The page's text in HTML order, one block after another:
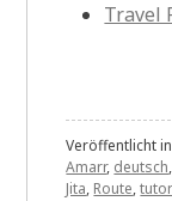
Travel
Veröffentlicht in
Amarr, deutsch,
Jita, Route,